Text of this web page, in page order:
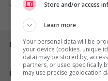
Emplois par ville
Emplois par secteur
Store and/or access
Learn more
Your personal data will be
your device (cookies, unique
data) may be stored by,
partners, or used specifically
may use precise geolocation